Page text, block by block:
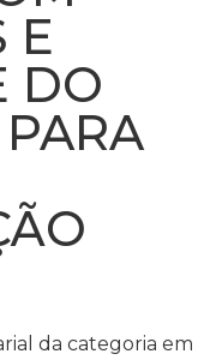
E
DO
da categoria em